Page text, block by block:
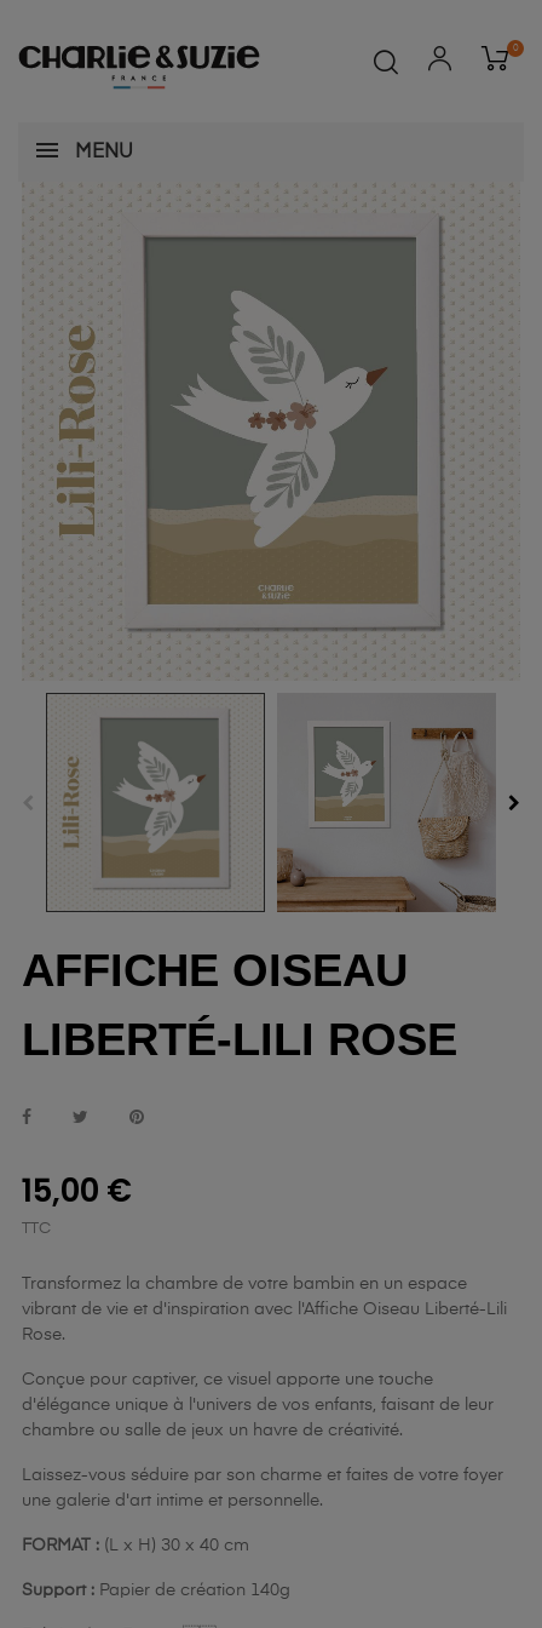
0
MENU
AFFICHE OISEAU
LIBERTÉ-LILI ROSE
15,00 €
TTC
Transformez la chambre de votre bambin en un espace
vibrant de vie et d'inspiration avec l'Affiche Oiseau Liberté-Lili
Rose.
Conçue pour captiver, ce visuel apporte une touche
d'élégance unique à l'univers de vos enfants, faisant de leur
chambre ou salle de jeux un havre de créativité.
Laissez-vous séduire par son charme et faites de votre foyer
une galerie d'art intime et personnelle.
FORMAT : (L x H) 30 x 40 cm
Support : Papier de création 140g